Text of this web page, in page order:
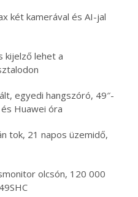
két kamerával és AI-jal
kijelző lehet a
egyedi hangszóró, 49″-
Huawei óra
tok, 21 napos üzemidő,
olcsón, 120 000